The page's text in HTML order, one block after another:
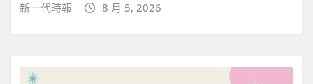
新一代時報 8 月 5, 2026